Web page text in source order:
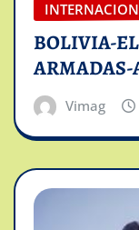
BOLIVIA-
Vimag